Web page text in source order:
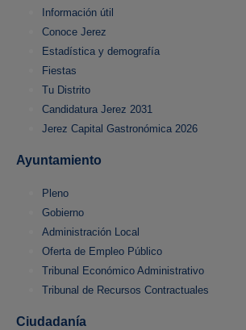
Información útil
Conoce Jerez
Estadística y demografía
Fiestas
Tu Distrito
Candidatura Jerez 2031
Jerez Capital Gastronómica 2026
Ayuntamiento
Pleno
Gobierno
Administración Local
Oferta de Empleo Público
Tribunal Económico Administrativo
Tribunal de Recursos Contractuales
Ciudadanía